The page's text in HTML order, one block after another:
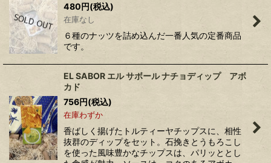
480円(税込)
在庫なし
６種のナッツを詰め込んだ一番人気の定番商品
です。
EL SABOR エル サボール ナチョディップ アボ
カド
756円(税込)
在庫わずか
香ばしく揚げたトルティーヤチップスに、相性
抜群のディップをセット。石挽きとうもろこし
を使った風味豊かなチップスは、パリッととし